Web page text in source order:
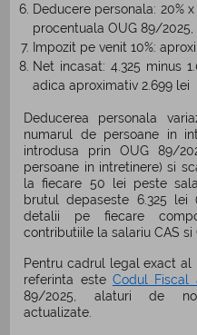
Deducere personala: 20%
procentuala OUG 89/
Impozit pe venit 10%:
Net incasat: 4.325 minus
adica aproximativ 2.699 lei
Deducerea personala
numarul de persoane in
introdusa prin OUG 89/
persoane in intretinere) si
la fiecare 50 lei peste
brutul depaseste 6.325
detalii pe fiecare
contributiile la salariu CAS si
Pentru cadrul legal exact al
referinta este Codul Fiscal
89/2025, alaturi de
actualizate.